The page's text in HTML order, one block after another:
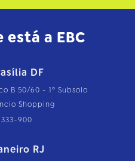
a EBC
DF
B 50/60 - 1º Subsolo
Shopping
900
RJ